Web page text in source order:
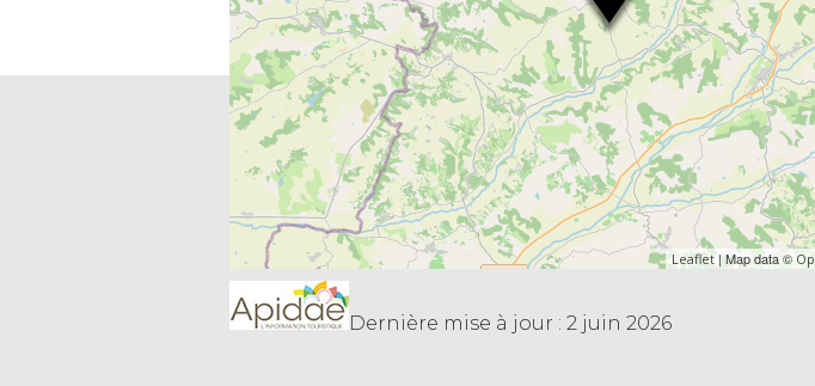
Leaflet| Map data ©
Dernière mise à jour : 2 juin 2026